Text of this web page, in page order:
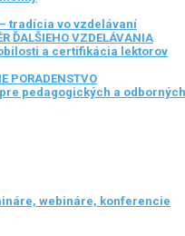
tradícia vo vzdelávaní
ĎALŠIEHO VZDELÁVANIA
a certifikácia lektorov
PORADENSTVO
pre pedagogických a
webináre, konferencie